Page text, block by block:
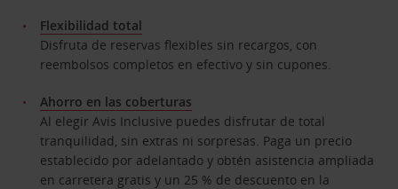
Flexibilidad total
Disfruta de reservas flexibles sin recargos, con
reembolsos completos en efectivo y sin cupones.
Ahorro en las coberturas
Al elegir Avis Inclusive puedes disfrutar de total
tranquilidad, sin extras ni sorpresas. Paga un precio
establecido por adelantado y obtén asistencia ampliada
en carretera gratis y un 25 % de descuento en la